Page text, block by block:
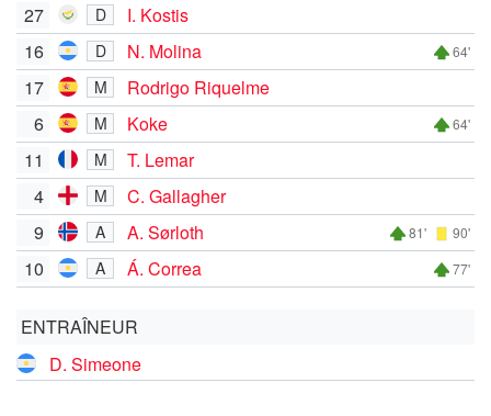
27
D
I. Kostis
16
D N. Molina 64'
17 M
Rodrigo Riquelme
6
M Koke 64'
11 M
T. Lemar
4
M
C. Gallagher
9
A A. Sørloth 81' 90'
10 A Á. Correa 77'
ENTRAÎNEUR
D. Simeone